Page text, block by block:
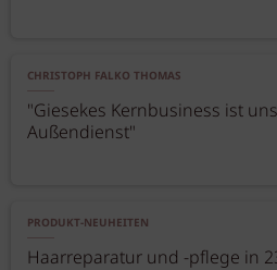
CHRISTOPH FALKO THOMAS
"Giesekes Kernbusiness ist
Außendienst"
PRODUKT-NEUHEITEN
Haarreparatur und -pflege in